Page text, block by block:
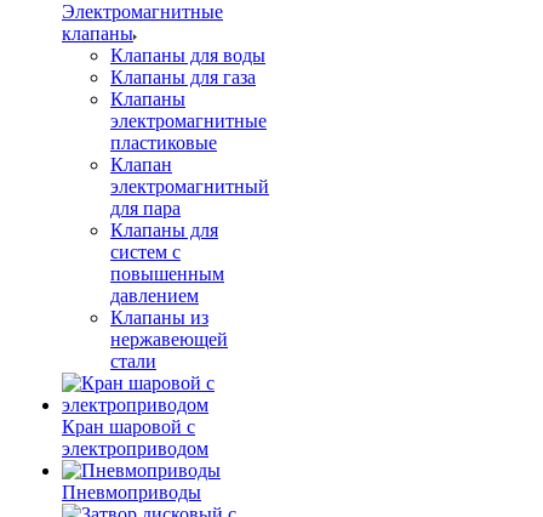
Электромагнитные
клапаны
Клапаны для воды
Клапаны для газа
Клапаны
электромагнитные
пластиковые
Клапан
электромагнитный
для пара
Клапаны для
систем с
повышенным
давлением
Клапаны из
нержавеющей
стали
Кран шаровой с
электроприводом
Пневмоприводы